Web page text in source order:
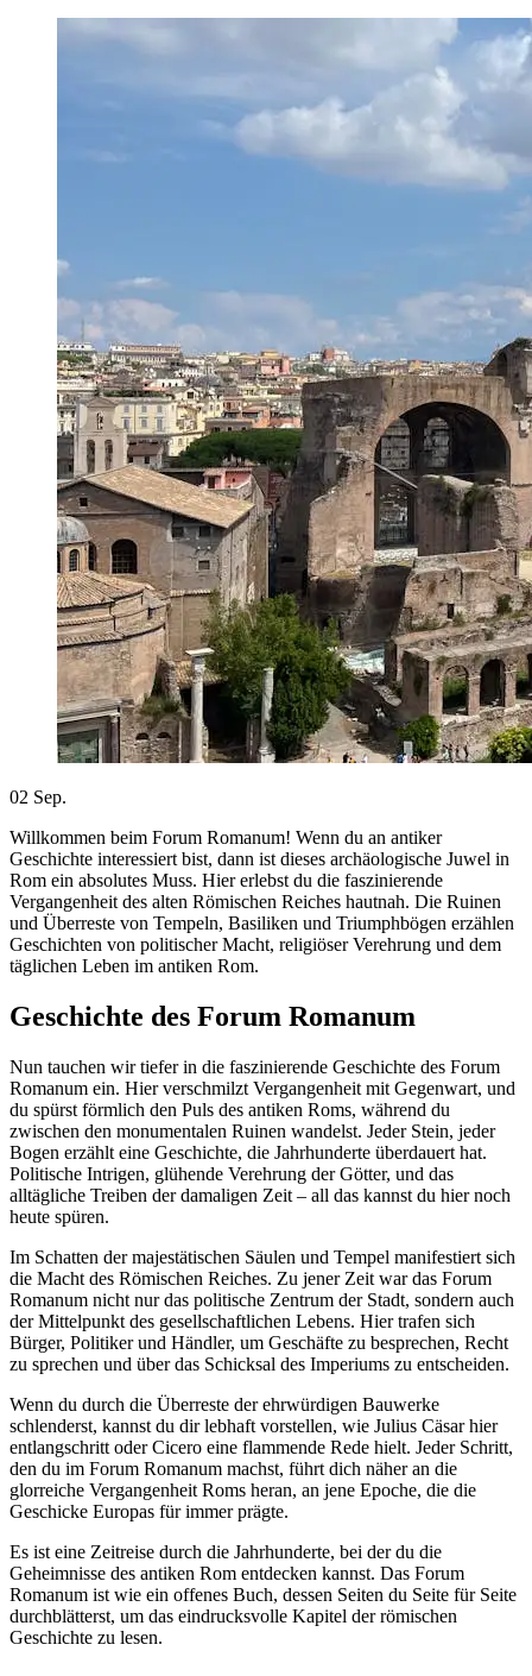
02 Sep.
Willkommen beim Forum Romanum! Wenn du an antiker
Geschichte interessiert bist, dann ist dieses archäologische Juwel in
Rom ein absolutes Muss. Hier erlebst du die faszinierende
Vergangenheit des alten Römischen Reiches hautnah. Die Ruinen
und Überreste von Tempeln, Basiliken und Triumphbögen erzählen
Geschichten von politischer Macht, religiöser Verehrung und dem
täglichen Leben im antiken Rom.
Geschichte des Forum Romanum
Nun tauchen wir tiefer in die faszinierende Geschichte des Forum
Romanum ein. Hier verschmilzt Vergangenheit mit Gegenwart, und
du spürst förmlich den Puls des antiken Roms, während du
zwischen den monumentalen Ruinen wandelst. Jeder Stein, jeder
Bogen erzählt eine Geschichte, die Jahrhunderte überdauert hat.
Politische Intrigen, glühende Verehrung der Götter, und das
alltägliche Treiben der damaligen Zeit – all das kannst du hier noch
heute spüren.
Im Schatten der majestätischen Säulen und Tempel manifestiert sich
die Macht des Römischen Reiches. Zu jener Zeit war das Forum
Romanum nicht nur das politische Zentrum der Stadt, sondern auch
der Mittelpunkt des gesellschaftlichen Lebens. Hier trafen sich
Bürger, Politiker und Händler, um Geschäfte zu besprechen, Recht
zu sprechen und über das Schicksal des Imperiums zu entscheiden.
Wenn du durch die Überreste der ehrwürdigen Bauwerke
schlenderst, kannst du dir lebhaft vorstellen, wie Julius Cäsar hier
entlangschritt oder Cicero eine flammende Rede hielt. Jeder Schritt,
den du im Forum Romanum machst, führt dich näher an die
glorreiche Vergangenheit Roms heran, an jene Epoche, die die
Geschicke Europas für immer prägte.
Es ist eine Zeitreise durch die Jahrhunderte, bei der du die
Geheimnisse des antiken Rom entdecken kannst. Das Forum
Romanum ist wie ein offenes Buch, dessen Seiten du Seite für Seite
durchblätterst, um das eindrucksvolle Kapitel der römischen
Geschichte zu lesen.